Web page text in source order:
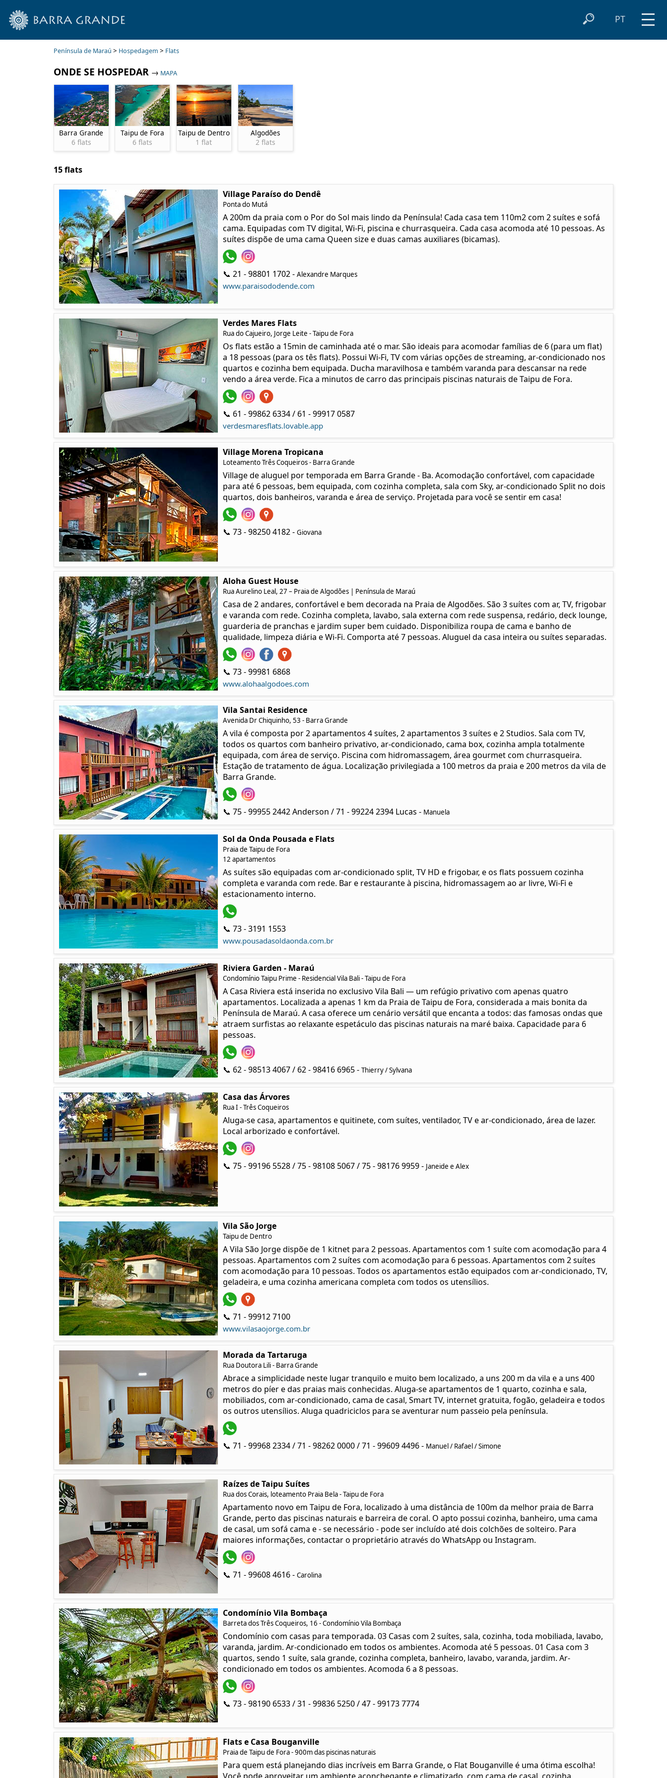
PT
Península de Maraú > Hospedagem > Flats
ONDE SE HOSPEDAR→ MAPA
Barra Grande
6 flats
Taipu de Fora
6 flats
Taipu de Dentro
1 flat
Algodões
2 flats
15 flats
Village Paraíso do Dendê
Ponta do Mutá
A 200m da praia com o Por do Sol mais lindo da Península! Cada casa tem 110m2 com 2 suítes e sofá
cama. Equipadas com TV digital, Wi-Fi, piscina e churrasqueira. Cada casa acomoda até 10 pessoas. As
suítes dispõe de uma cama Queen size e duas camas auxiliares (bicamas).
📞 21 - 98801 1702 - Alexandre Marques
www.paraisododende.com
Verdes Mares Flats
Rua do Cajueiro, Jorge Leite - Taipu de Fora
Os flats estão a 15min de caminhada até o mar. São ideais para acomodar famílias de 6 (para um flat)
a 18 pessoas (para os tês flats). Possui Wi-Fi, TV com várias opções de streaming, ar-condicionado nos
quartos e cozinha bem equipada. Ducha maravilhosa e também varanda para descansar na rede
vendo a área verde. Fica a minutos de carro das principais piscinas naturais de Taipu de Fora.
📞 61 - 99862 6334 / 61 - 99917 0587
verdesmaresflats.lovable.app
Village Morena Tropicana
Loteamento Três Coqueiros - Barra Grande
Village de aluguel por temporada em Barra Grande - Ba. Acomodação confortável, com capacidade
para até 6 pessoas, bem equipada, com cozinha completa, sala com Sky, ar-condicionado Split no dois
quartos, dois banheiros, varanda e área de serviço. Projetada para você se sentir em casa!
📞 73 - 98250 4182 - Giovana
Aloha Guest House
Rua Aurelino Leal, 27 – Praia de Algodões | Península de Maraú
Casa de 2 andares, confortável e bem decorada na Praia de Algodões. São 3 suítes com ar, TV, frigobar
e varanda com rede. Cozinha completa, lavabo, sala externa com rede suspensa, redário, deck lounge,
guarderia de pranchas e jardim super bem cuidado. Disponibiliza roupa de cama e banho de
qualidade, limpeza diária e Wi-Fi. Comporta até 7 pessoas. Aluguel da casa inteira ou suítes separadas.
📞 73 - 99981 6868
www.alohaalgodoes.com
Vila Santai Residence
Avenida Dr Chiquinho, 53 - Barra Grande
A vila é composta por 2 apartamentos 4 suítes, 2 apartamentos 3 suítes e 2 Studios. Sala com TV,
todos os quartos com banheiro privativo, ar-condicionado, cama box, cozinha ampla totalmente
equipada, com área de serviço. Piscina com hidromassagem, área gourmet com churrasqueira.
Estação de tratamento de água. Localização privilegiada a 100 metros da praia e 200 metros da vila de
Barra Grande.
📞 75 - 99955 2442 Anderson / 71 - 99224 2394 Lucas - Manuela
Sol da Onda Pousada e Flats
Praia de Taipu de Fora
12 apartamentos
As suítes são equipadas com ar-condicionado split, TV HD e frigobar, e os flats possuem cozinha
completa e varanda com rede. Bar e restaurante à piscina, hidromassagem ao ar livre, Wi-Fi e
estacionamento interno.
📞 73 - 3191 1553
www.pousadasoldaonda.com.br
Riviera Garden - Maraú
Condomínio Taipu Prime - Residencial Vila Bali - Taipu de Fora
A Casa Riviera está inserida no exclusivo Vila Bali — um refúgio privativo com apenas quatro
apartamentos. Localizada a apenas 1 km da Praia de Taipu de Fora, considerada a mais bonita da
Península de Maraú. A casa oferece um cenário versátil que encanta a todos: das famosas ondas que
atraem surfistas ao relaxante espetáculo das piscinas naturais na maré baixa. Capacidade para 6
pessoas.
📞 62 - 98513 4067 / 62 - 98416 6965 - Thierry / Sylvana
Casa das Árvores
Rua I - Três Coqueiros
Aluga-se casa, apartamentos e quitinete, com suítes, ventilador, TV e ar-condicionado, área de lazer.
Local arborizado e confortável.
📞 75 - 99196 5528 / 75 - 98108 5067 / 75 - 98176 9959 - Janeide e Alex
Vila São Jorge
Taipu de Dentro
A Vila São Jorge dispõe de 1 kitnet para 2 pessoas. Apartamentos com 1 suíte com acomodação para 4
pessoas. Apartamentos com 2 suítes com acomodação para 6 pessoas. Apartamentos com 2 suítes
com acomodação para 10 pessoas. Todos os apartamentos estão equipados com ar-condicionado, TV,
geladeira, e uma cozinha americana completa com todos os utensílios.
📞 71 - 99912 7100
www.vilasaojorge.com.br
Morada da Tartaruga
Rua Doutora Lili - Barra Grande
Abrace a simplicidade neste lugar tranquilo e muito bem localizado, a uns 200 m da vila e a uns 400
metros do píer e das praias mais conhecidas. Aluga-se apartamentos de 1 quarto, cozinha e sala,
mobiliados, com ar-condicionado, cama de casal, Smart TV, internet gratuita, fogão, geladeira e todos
os outros utensílios. Aluga quadriciclos para se aventurar num passeio pela península.
📞 71 - 99968 2334 / 71 - 98262 0000 / 71 - 99609 4496 - Manuel / Rafael / Simone
Raízes de Taipu Suítes
Rua dos Corais, loteamento Praia Bela - Taipu de Fora
Apartamento novo em Taipu de Fora, localizado à uma distância de 100m da melhor praia de Barra
Grande, perto das piscinas naturais e barreira de coral. O apto possui cozinha, banheiro, uma cama
de casal, um sofá cama e - se necessário - pode ser incluído até dois colchões de solteiro. Para
maiores informações, contactar o proprietário através do WhatsApp ou Instagram.
📞 71 - 99608 4616 - Carolina
Condomínio Vila Bombaça
Barreta dos Três Coqueiros, 16 - Condomínio Vila Bombaça
Condomínio com casas para temporada. 03 Casas com 2 suítes, sala, cozinha, toda mobiliada, lavabo,
varanda, jardim. Ar-condicionado em todos os ambientes. Acomoda até 5 pessoas. 01 Casa com 3
quartos, sendo 1 suíte, sala grande, cozinha completa, banheiro, lavabo, varanda, jardim. Ar-
condicionado em todos os ambientes. Acomoda 6 a 8 pessoas.
📞 73 - 98190 6533 / 31 - 99836 5250 / 47 - 99173 7774
Flats e Casa Bouganville
Praia de Taipu de Fora - 900m das piscinas naturais
Para quem está planejando dias incríveis em Barra Grande, o Flat Bouganville é uma ótima escolha!
Você pode aproveitar um ambiente aconchegante e climatizado, com cama de casal, cozinha